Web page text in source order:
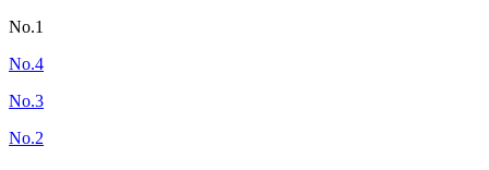
No.1
No.4
No.3
No.2